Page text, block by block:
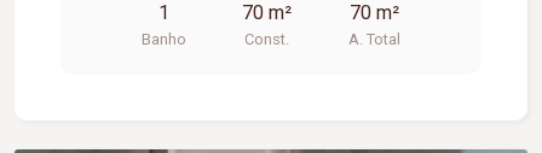
possui aproximadamente 70 m² de área,
dispondo de 01 banheiro, 01 depósito, 02 portas
1
Banho
70 m²
Const.
70 m²
A. Total